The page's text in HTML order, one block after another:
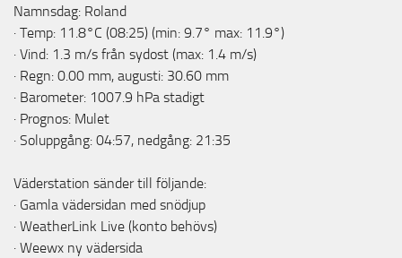
Namnsdag: Roland
· Temp: 11.8°C (08:25) (min: 9.7° max: 11.9°)
· Vind: 1.3 m/s från sydost (max: 1.4 m/s)
· Regn: 0.00 mm, augusti: 30.60 mm
· Barometer: 1007.9 hPa stadigt
· Prognos: Mulet
· Soluppgång: 04:57, nedgång: 21:35
Väderstation sänder till följande:
· Gamla vädersidan med snödjup
· WeatherLink Live (konto behövs)
· Weewx ny vädersida